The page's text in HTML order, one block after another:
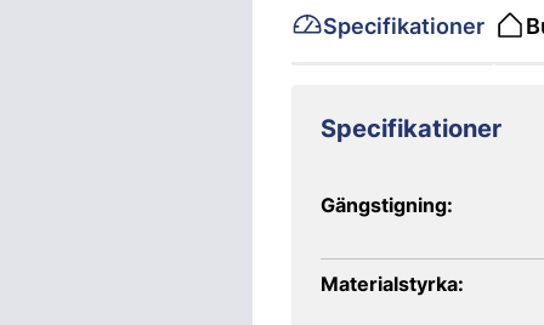
Specifikationer
Specifikationer
Gängstigning:
Materialstyrka: